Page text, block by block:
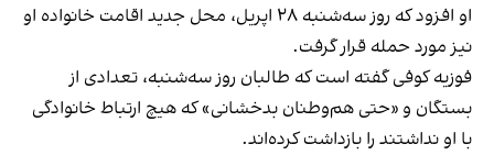
او افزود که روز سه‌شنبه ۲۸ اپریل، محل جدید اقامت خانواده او
نیز مورد حمله قرار گرفت.
فوزیه کوفی گفته است که طالبان روز سه‌شنبه، تعدادی از
بستگان و «حتی هم‌وطنان بدخشانی» که هیچ ارتباط خانوادگی
با او نداشتند را بازداشت کرده‌اند.